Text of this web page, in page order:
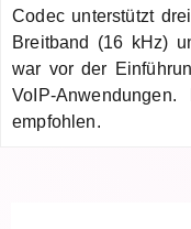
Codec unterstützt
Breitband (16 kHz)
war vor der
VoIP-
empfohlen.